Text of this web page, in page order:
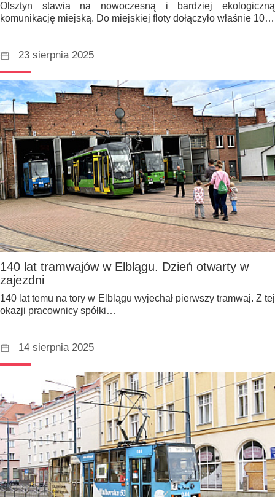
Olsztyn stawia na nowoczesną i bardziej ekologiczną
komunikację miejską. Do miejskiej floty dołączyło właśnie 10…
23 sierpnia 2025
140 lat tramwajów w Elblągu. Dzień otwarty w
zajezdni
140 lat temu na tory w Elblągu wyjechał pierwszy tramwaj. Z tej
okazji pracownicy spółki…
14 sierpnia 2025